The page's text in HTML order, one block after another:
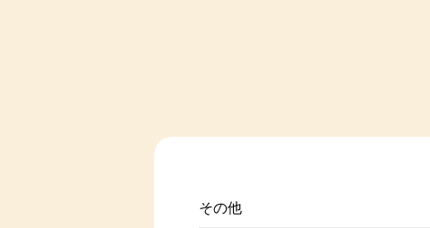
その他